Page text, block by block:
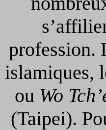
profession.
islamiques,
ou Wo
(Taipei).